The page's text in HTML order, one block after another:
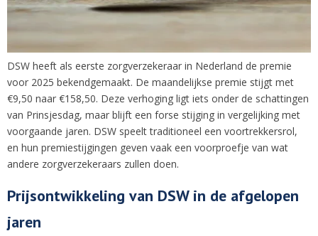
DSW heeft als eerste zorgverzekeraar in Nederland de premie
voor 2025 bekendgemaakt. De maandelijkse premie stijgt met
€9,50 naar €158,50. Deze verhoging ligt iets onder de schattingen
van Prinsjesdag, maar blijft een forse stijging in vergelijking met
voorgaande jaren. DSW speelt traditioneel een voortrekkersrol,
en hun premiestijgingen geven vaak een voorproefje van wat
andere zorgverzekeraars zullen doen.
Prijsontwikkeling van DSW in de afgelopen
jaren